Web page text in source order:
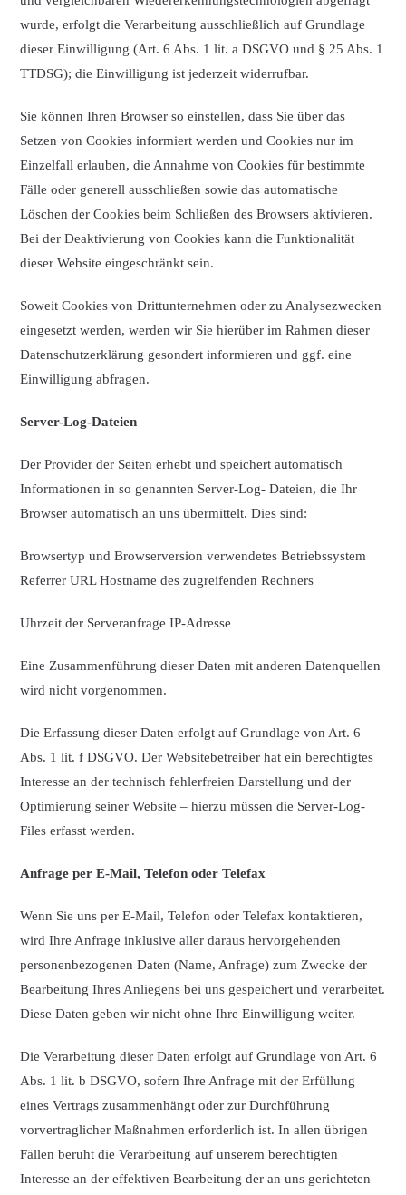
wurde, erfolgt die Verarbeitung ausschließlich auf Grundlage
dieser Einwilligung (Art. 6 Abs. 1 lit. a DSGVO und § 25 Abs. 1
TTDSG); die Einwilligung ist jederzeit widerrufbar.
Sie können Ihren Browser so einstellen, dass Sie über das
Setzen von Cookies informiert werden und Cookies nur im
Einzelfall erlauben, die Annahme von Cookies für bestimmte
Fälle oder generell ausschließen sowie das automatische
Löschen der Cookies beim Schließen des Browsers aktivieren.
Bei der Deaktivierung von Cookies kann die Funktionalität
dieser Website eingeschränkt sein.
Soweit Cookies von Drittunternehmen oder zu Analysezwecken
eingesetzt werden, werden wir Sie hierüber im Rahmen dieser
Datenschutzerklärung gesondert informieren und ggf. eine
Einwilligung abfragen.
Server-Log-Dateien
Der Provider der Seiten erhebt und speichert automatisch
Informationen in so genannten Server-Log- Dateien, die Ihr
Browser automatisch an uns übermittelt. Dies sind:
Browsertyp und Browserversion verwendetes Betriebssystem
Referrer URL Hostname des zugreifenden Rechners
Uhrzeit der Serveranfrage IP-Adresse
Eine Zusammenführung dieser Daten mit anderen Datenquellen
wird nicht vorgenommen.
Die Erfassung dieser Daten erfolgt auf Grundlage von Art. 6
Abs. 1 lit. f DSGVO. Der Websitebetreiber hat ein berechtigtes
Interesse an der technisch fehlerfreien Darstellung und der
Optimierung seiner Website – hierzu müssen die Server-Log-
Files erfasst werden.
Anfrage per E-Mail, Telefon oder Telefax
Wenn Sie uns per E-Mail, Telefon oder Telefax kontaktieren,
wird Ihre Anfrage inklusive aller daraus hervorgehenden
personenbezogenen Daten (Name, Anfrage) zum Zwecke der
Bearbeitung Ihres Anliegens bei uns gespeichert und verarbeitet.
Diese Daten geben wir nicht ohne Ihre Einwilligung weiter.
Die Verarbeitung dieser Daten erfolgt auf Grundlage von Art. 6
Abs. 1 lit. b DSGVO, sofern Ihre Anfrage mit der Erfüllung
eines Vertrags zusammenhängt oder zur Durchführung
vorvertraglicher Maßnahmen erforderlich ist. In allen übrigen
Fällen beruht die Verarbeitung auf unserem berechtigten
Interesse an der effektiven Bearbeitung der an uns gerichteten